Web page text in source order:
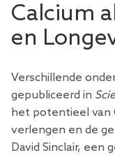
Calcium
en
Verschillende
gepubliceerd in
het potentieel van
verlengen en de
David Sinclair, een